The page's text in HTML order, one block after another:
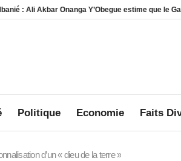
Onanga Y’Obegue estime que le Gabon conserve
Politique Economie Faits
d’un « dieu de la terre »